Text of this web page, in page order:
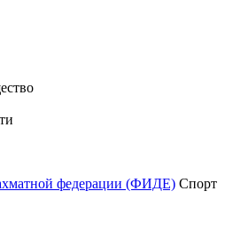
федерации (ФИДЕ) Спорт